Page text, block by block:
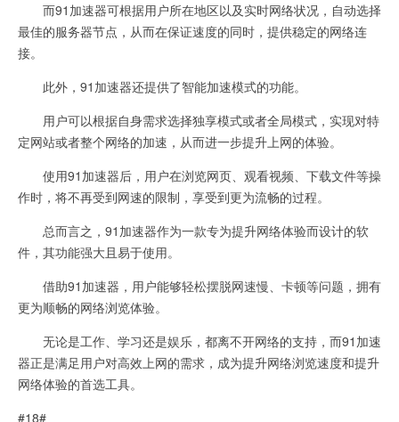
而91加速器可根据用户所在地区以及实时网络状况，自动选择
最佳的服务器节点，从而在保证速度的同时，提供稳定的网络连
接。
此外，91加速器还提供了智能加速模式的功能。
用户可以根据自身需求选择独享模式或者全局模式，实现对特
定网站或者整个网络的加速，从而进一步提升上网的体验。
使用91加速器后，用户在浏览网页、观看视频、下载文件等操
作时，将不再受到网速的限制，享受到更为流畅的过程。
总而言之，91加速器作为一款专为提升网络体验而设计的软
件，其功能强大且易于使用。
借助91加速器，用户能够轻松摆脱网速慢、卡顿等问题，拥有
更为顺畅的网络浏览体验。
无论是工作、学习还是娱乐，都离不开网络的支持，而91加速
器正是满足用户对高效上网的需求，成为提升网络浏览速度和提升
网络体验的首选工具。
#18#